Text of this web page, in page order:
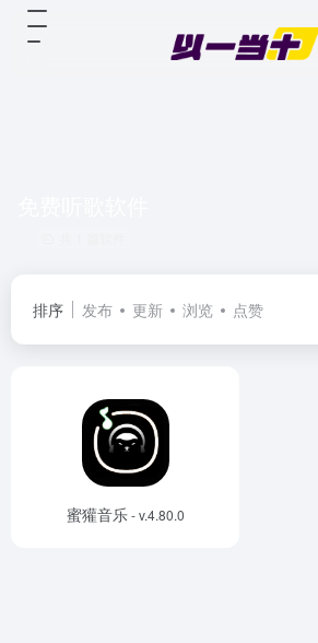
排序 发布 更新 浏览 点赞
蜜獾音乐- v.4.80.0